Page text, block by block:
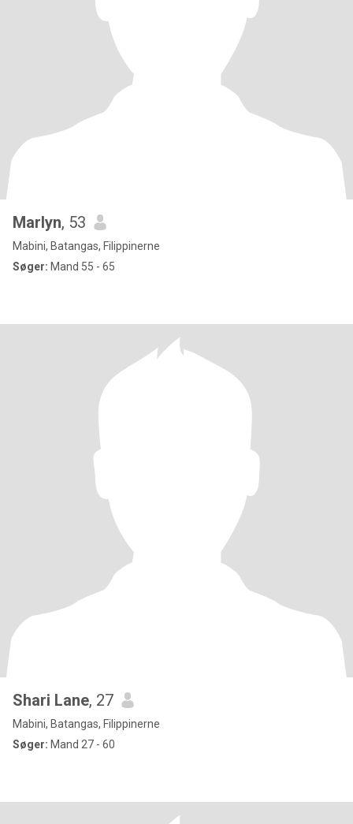
Marlyn, 53
Mabini, Batangas, Filippinerne
Søger: Mand 55 - 65
Shari Lane, 27
Mabini, Batangas, Filippinerne
Søger: Mand 27 - 60